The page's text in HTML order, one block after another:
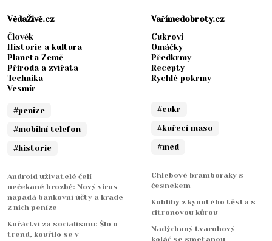
VědaŽivě.cz
Člověk
Historie a kultura
Planeta Země
Příroda a zvířata
Technika
Vesmír
#penize
#mobilní telefon
#historie
Android uživatelé čelí
nečekané hrozbě: Nový virus
napadá bankovní účty a krade
z nich peníze
Kuřáctví za socialismu: Šlo o
trend, kouřilo se v
Vařímedobroty.cz
Cukroví
Omáčky
Předkrmy
Recepty
Rychlé pokrmy
#cukr
#kuřecí maso
#med
Chlebové bramboráky s
česnekem
Koblihy z kynutého těsta s
citronovou kůrou
Nadýchaný tvarohový